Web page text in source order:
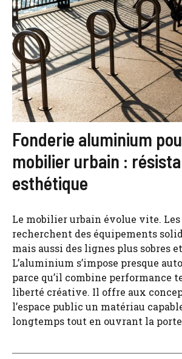
Fonderie aluminium
mobilier urbain :
esthétique
Le mobilier urbain évolue vite.
recherchent des équipements
mais aussi des lignes plus sobres
L’aluminium s’impose presque
parce qu’il combine performance
liberté créative. Il offre aux
l’espace public un matériau
longtemps tout en ouvrant la porte